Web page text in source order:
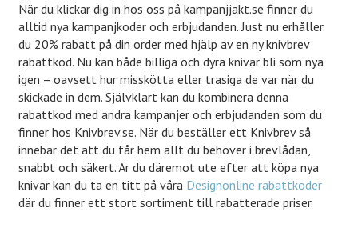
När du klickar dig in hos oss på kampanjjakt.se finner du
alltid nya kampanjkoder och erbjudanden. Just nu erhåller
du 20% rabatt på din order med hjälp av en ny knivbrev
rabattkod. Nu kan både billiga och dyra knivar bli som nya
igen – oavsett hur misskötta eller trasiga de var när du
skickade in dem. Självklart kan du kombinera denna
rabattkod med andra kampanjer och erbjudanden som du
finner hos Knivbrev.se. När du beställer ett Knivbrev så
innebär det att du får hem allt du behöver i brevlådan,
snabbt och säkert. Är du däremot ute efter att köpa nya
knivar kan du ta en titt på våra Designonline rabattkoder
där du finner ett stort sortiment till rabatterade priser.